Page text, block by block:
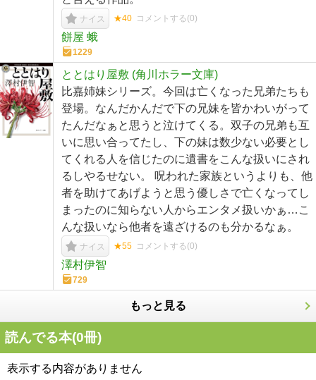
ナイス ★40 コメントする(0)
餅屋 蛾
1229
ととはり屋敷 (角川ホラー文庫)
比嘉姉妹シリーズ。今回は亡くなった兄弟たちも
登場。なんだかんだで下の兄妹を皆かわいがって
たんだなぁと思うと泣けてくる。双子の兄弟も互
いに思い合ってたし、下の妹は数少ない必要とし
てくれる人を信じたのに遺書をこんな扱いにされ
るしやるせない。 呪われた家族というよりも、他
者を助けてあげようと思う優しさで亡くなってし
まったのに知らない人からエンタメ扱いかぁ…こ
んな扱いなら他者を遠ざけるのも分かるなぁ。
ナイス ★55 コメントする(0)
澤村伊智
729
もっと見る
読んでる本(0冊)
表示する内容がありません